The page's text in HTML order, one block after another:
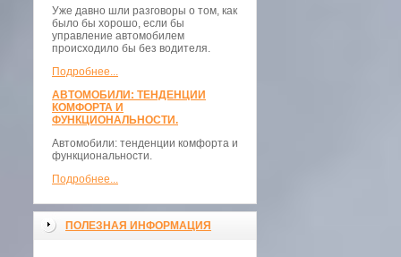
Уже давно шли разговоры о том, как
было бы хорошо, если бы
управление автомобилем
происходило бы без водителя.
Подробнее...
АВТОМОБИЛИ: ТЕНДЕНЦИИ
КОМФОРТА И
ФУНКЦИОНАЛЬНОСТИ.
Автомобили: тенденции комфорта и
функциональности.
Подробнее...
ПОЛЕЗНАЯ ИНФОРМАЦИЯ